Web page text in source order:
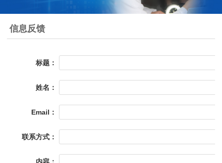
信息反馈
标题：
姓名：
Email：
联系方式：
内容：